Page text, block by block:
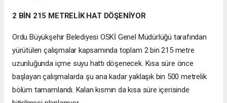
2 BİN 215 METRELİK HAT DÖŞENİYOR
Ordu Büyükşehir Belediyesi OSKİ Genel Müdürlüğü tarafından
yürütülen çalışmalar kapsamında toplam 2 bin 215 metre
uzunluğunda içme suyu hattı döşenecek. Kısa süre önce
başlayan çalışmalarda şu ana kadar yaklaşık bin 500 metrelik
bölüm tamamlandı. Kalan kısmın da kısa süre içerisinde